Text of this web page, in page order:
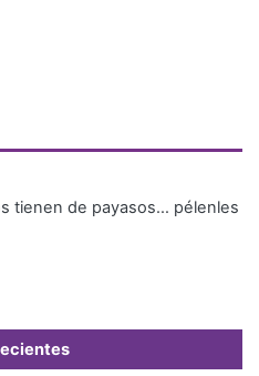
tienen de payasos… pélenles